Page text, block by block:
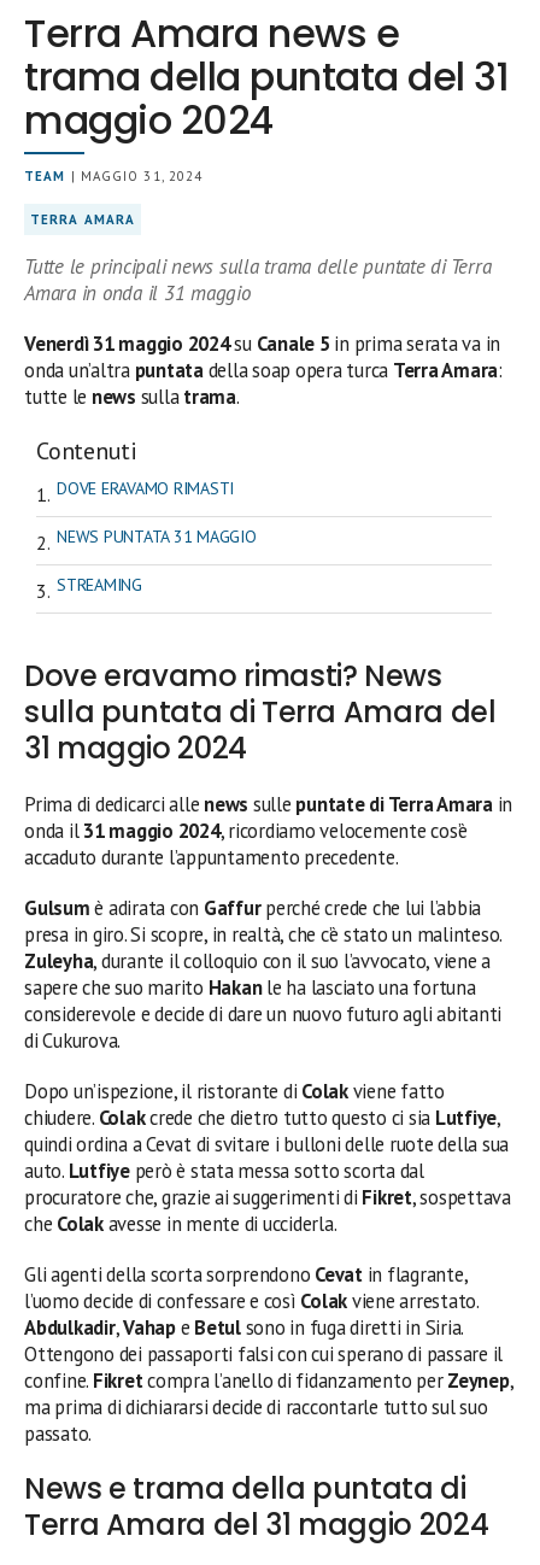
Terra Amara news e
trama della puntata del 31
maggio 2024
TEAM | MAGGIO 31, 2024
TERRA AMARA
Tutte le principali news sulla trama delle puntate di Terra
Amara in onda il 31 maggio
Venerdì 31 maggio 2024su Canale 5 in prima seratava in
onda un’altra puntatadella soap opera turca Terra Amara:
tutte le news sullatrama.
Contenuti
DOVE ERAVAMO RIMASTI
NEWS PUNTATA 31 MAGGIO
STREAMING
Dove eravamo rimasti? News
sulla puntata di Terra Amara del
31 maggio 2024
Prima di dedicarci alle news sulle puntate di Terra Amarain
onda il31 maggio 2024, ricordiamo velocemente cos’è
accaduto durante l’appuntamento precedente.
Gulsumè adirata con Gaffurperché crede che lui l’abbia
presa in giro. Si scopre, in realtà, che c’è stato un malinteso.
Zuleyha, durante il colloquio con il suo l’avvocato, viene a
sapere che suo marito Hakanle ha lasciato una fortuna
considerevole e decide di dare un nuovo futuro agli abitanti
di Cukurova.
Dopo un’ispezione, il ristorante di Colakviene fatto
chiudere. Colakcrede che dietro tutto questo ci sia Lutfiye,
quindi ordina a Cevat di svitare i bulloni delle ruote della sua
auto. Lutfiyeperò è stata messa sotto scorta dal
procuratore che, grazie ai suggerimenti di Fikret, sospettava
che Colakavesse in mente di ucciderla.
Gli agenti della scorta sorprendono Cevatin flagrante,
l’uomo decide di confessare e così Colakviene arrestato.
Abdulkadir,Vahape Betulsono in fuga diretti in Siria.
Ottengono dei passaporti falsi con cui sperano di passare il
confine. Fikretcompra l’anello di fidanzamento perZeynep,
ma prima di dichiararsi decide di raccontarle tutto sul suo
passato.
News e trama della puntata di
Terra Amara del 31 maggio 2024